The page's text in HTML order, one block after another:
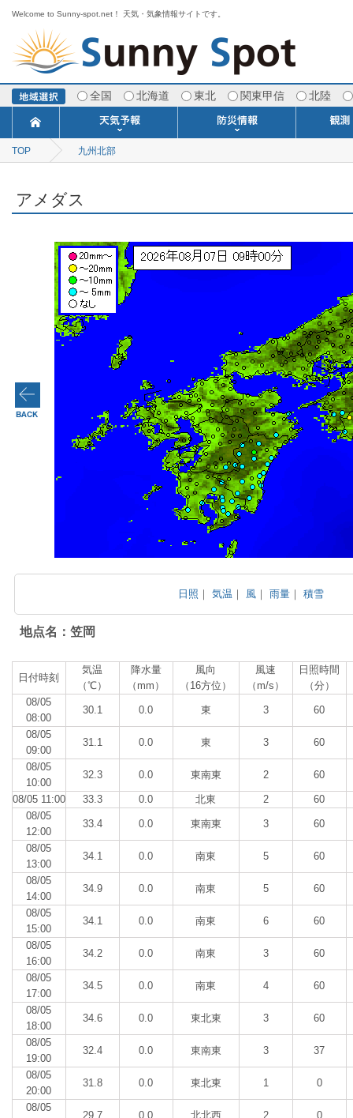
Welcome to Sunny-spot.net！ 天気・気象情報サイトです。
全国 北海道 東北 関東甲信 北陸
TOPICS
分布予報
今日明日の天気
ポイント予報
週間天気予報
1ヶ月予報
3ヶ月予報
寒・暖候期予報
世界の天気
海上予報
TOP 九州北部
アメダス
日照 ｜気温 ｜ 風 ｜雨量 ｜積雪
地点名：笠岡
日付時刻
気温
（℃）
降水量
（mm）
風向
（16方位）
風速
（m/s）
日照時間
（分）
08/05
08:00
30.1 0.0 東 3 60
08/05
09:00
31.1 0.0 東 3 60
08/05
10:00
32.3 0.0 東南東 2 60
08/05 11:00 33.3 0.0 北東 2
60
08/05
12:00
33.4 0.0 東南東 3 60
08/05
13:00
34.1 0.0 南東 5 60
08/05
14:00
34.9 0.0 南東 5 60
08/05
15:00
34.1 0.0 南東 6 60
08/05
16:00
34.2 0.0 南東 3 60
08/05
17:00
34.5 0.0 南東 4 60
08/05
18:00
34.6 0.0 東北東 3 60
08/05
19:00
32.4 0.0 東南東 3 37
08/05
20:00
31.8 0.0 東北東 1 0
08/05
29.7 0.0 北北西 2 0